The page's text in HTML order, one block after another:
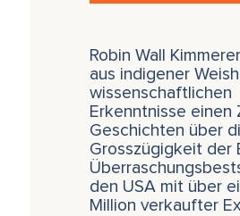
Robin Wall
aus indigener
wissenschaftlichen
Erkenntnisse einen
Geschichten über
Grosszügigkeit der
den USA mit über
Million verkaufter